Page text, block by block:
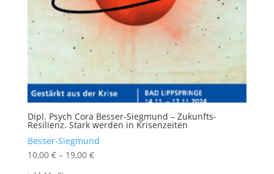
Dipl. Psych Cora Besser-Siegmund – Zukunfts-
Resilienz. Stark werden in Krisenzeiten
Besser-Siegmund
10,00 €– 19,00 €